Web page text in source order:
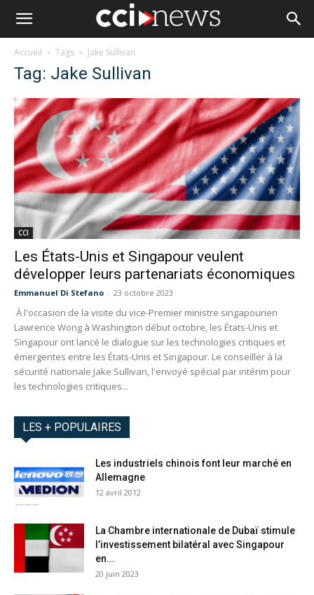
Accueil Tags Jake Sullivan
Tag: Jake Sullivan
CCI
Les États-Unis et Singapour veulent
développer leurs partenariats économiques
Emmanuel Di Stefano - 23 octobre 2023
À l'occasion de la visite du vice-Premier ministre singapourien
Lawrence Wong à Washington début octobre, les États-Unis et
Singapour ont lancé le dialogue sur les technologies critiques et
émergentes entre les États-Unis et Singapour. Le conseiller à la
sécurité nationale Jake Sullivan, l'envoyé spécial par intérim pour
les technologies critiques...
LES + POPULAIRES
Les industriels chinois font leur marché en
Allemagne
12 avril 2012
La Chambre internationale de Dubaï stimule
l’investissement bilatéral avec Singapour
en...
20 juin 2023